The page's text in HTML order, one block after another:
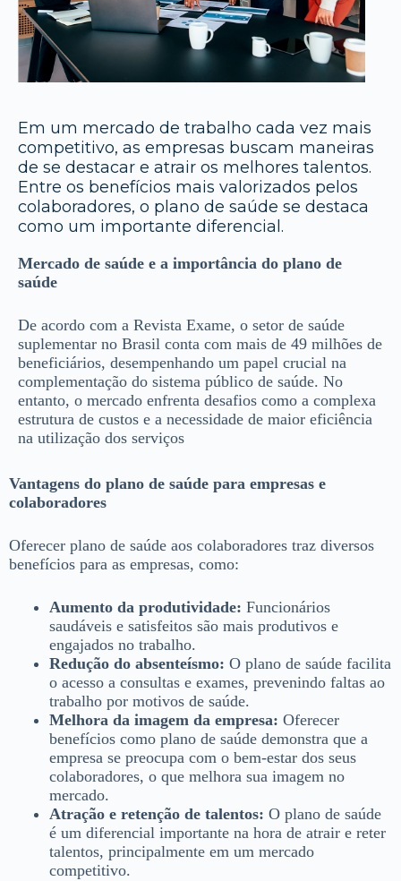
Em um mercado de trabalho cada vez mais
competitivo, as empresas buscam maneiras
de se destacar e atrair os melhores talentos.
Entre os benefícios mais valorizados pelos
colaboradores, o plano de saúde se destaca
como um importante diferencial.
Mercado de saúde e a importância do plano de
saúde
De acordo com a Revista Exame, o setor de saúde
suplementar no Brasil conta com mais de 49 milhões de
beneficiários, desempenhando um papel crucial na
complementação do sistema público de saúde. No
entanto, o mercado enfrenta desafios como a complexa
estrutura de custos e a necessidade de maior eficiência
na utilização dos serviços
Vantagens do plano de saúde para empresas e
colaboradores
Oferecer plano de saúde aos colaboradores traz diversos
benefícios para as empresas, como:
Aumento da produtividade: Funcionários
saudáveis e satisfeitos são mais produtivos e
engajados no trabalho.
Redução do absenteísmo: O plano de saúde facilita
o acesso a consultas e exames, prevenindo faltas ao
trabalho por motivos de saúde.
Melhora da imagem da empresa: Oferecer
benefícios como plano de saúde demonstra que a
empresa se preocupa com o bem-estar dos seus
colaboradores, o que melhora sua imagem no
mercado.
Atração e retenção de talentos: O plano de saúde
é um diferencial importante na hora de atrair e reter
talentos, principalmente em um mercado
competitivo.